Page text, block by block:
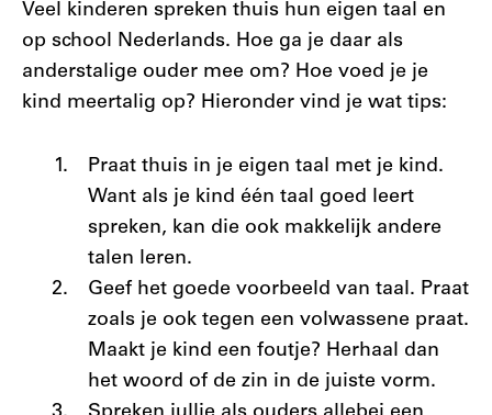
Veel kinderen spreken thuis hun eigen taal en
op school Nederlands. Hoe ga je daar als
anderstalige ouder mee om? Hoe voed je je
kind meertalig op? Hieronder vind je wat tips:
Praat thuis in je eigen taal met je kind.
Want als je kind één taal goed leert
spreken, kan die ook makkelijk andere
talen leren.
Geef het goede voorbeeld van taal. Praat
zoals je ook tegen een volwassene praat.
Maakt je kind een foutje? Herhaal dan
het woord of de zin in de juiste vorm.